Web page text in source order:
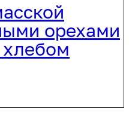
орехами